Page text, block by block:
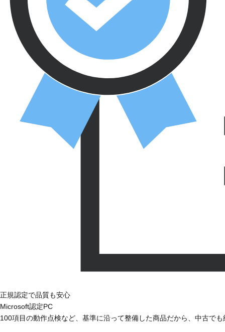
正規認定で品質も安心
Microsoft認定PC
100項目の動作点検など、基準に沿って整備した商品だから、中古で